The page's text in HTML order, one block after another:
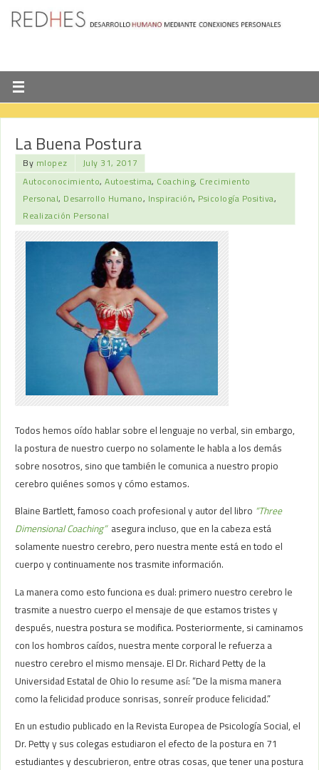
La Buena Postura
By mlopez
July 31, 2017
Autoconocimiento,Autoestima, Coaching, Crecimiento
Personal, Desarrollo Humano, Inspiración, Psicología Positiva,
Realización Personal
Todos hemos oído hablar sobre el lenguaje no verbal, sin embargo,
la postura de nuestro cuerpo no solamente le habla a los demás
sobre nosotros, sino que también le comunica a nuestro propio
cerebro quiénes somos y cómo estamos.
Blaine Bartlett, famoso coach profesional y autor del libro “Three
Dimensional Coaching” asegura incluso, que en la cabeza está
solamente nuestro cerebro, pero nuestra mente está en todo el
cuerpo y continuamente nos trasmite información.
La manera como esto funciona es dual: primero nuestro cerebro le
trasmite a nuestro cuerpo el mensaje de que estamos tristes y
después, nuestra postura se modifica. Posteriormente, si caminamos
con los hombros caídos, nuestra mente corporal le refuerza a
nuestro cerebro el mismo mensaje. El Dr. Richard Petty de la
Universidad Estatal de Ohio lo resume así: “De la misma manera
como la felicidad produce sonrisas, sonreír produce felicidad.”
En un estudio publicado en la Revista Europea de Psicología Social, el
Dr. Petty y sus colegas estudiaron el efecto de la postura en 71
estudiantes y descubrieron, entre otras cosas, que tener una postura